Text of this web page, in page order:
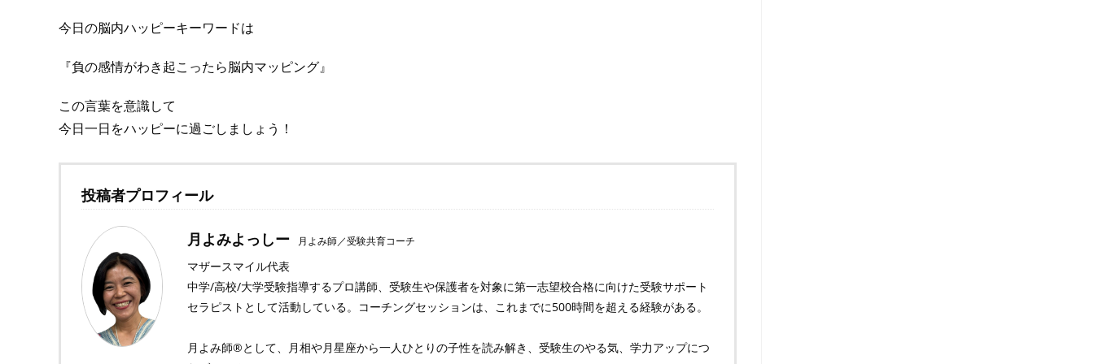
今日の脳内ハッピーキーワードは
『負の感情がわき起こったら脳内マッピング』
この言葉を意識して
今日一日をハッピーに過ごしましょう！
投稿者プロフィール
月よみよっしー 月よみ師／受験共育コーチ
マザースマイル代表
中学/高校/大学受験指導するプロ講師、受験生や保護者を対象に第一志望校合格に向けた受験サポート
セラピストとして活動している。コーチングセッションは、これまでに500時間を超える経験がある。
月よみ師®︎として、月相や月星座から一人ひとりの子性を読み解き、受験生のやる気、学力アップにつ